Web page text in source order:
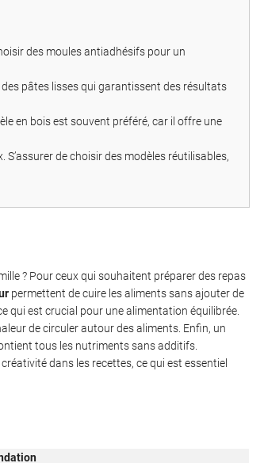
des moules antiadhésifs pour un
pâtes lisses qui garantissent des résultats
en bois est souvent préféré, car il offre une
de choisir des modèles réutilisables,
? Pour ceux qui souhaitent préparer des repas
permettent de cuire les aliments sans ajouter de
qui est crucial pour une alimentation équilibrée.
de circuler autour des aliments. Enfin, un
tous les nutriments sans additifs.
dans les recettes, ce qui est essentiel